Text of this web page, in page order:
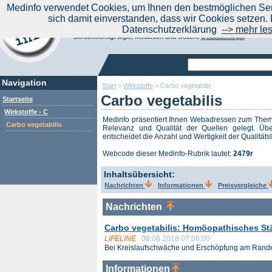
Start > Wirkstoffe > Carbo vegetabilis
Carbo vegetabilis
Medinfo präsentiert Ihnen Webadressen zum
Relevanz und Qualität der Quellen gelegt.
entscheidet die Anzahl und Wertigkeit der
Webcode dieser Medinfo-Rubrik lautet: 2479r
Inhaltsübersicht:
Nachrichten Informationen Preisvergleiche
Nachrichten
Carbo vegetabilis: Homöopathisches
LIFELINE
08.08.2018 07:06:00
Bei Kreislaufschwäche und Erschöpfung am
Informationen
Navigation
Startseite
Wirkstoffe - C
Carbo vegetabilis
Aktuelle Nachrichten|
Suchen Sie noch oder Finden Sie schon?
Medinfo.de - Meta-Portal für Gesundheitsthemen
Berücksichtigt afgis, Medisuch und weitereQualitätssiegel.
Medinfo verwendet Cookies, um Ihnen den bestmöglichen
sich damit einverstanden, dass wir Cookies
Datenschutzerklärung --> mehr